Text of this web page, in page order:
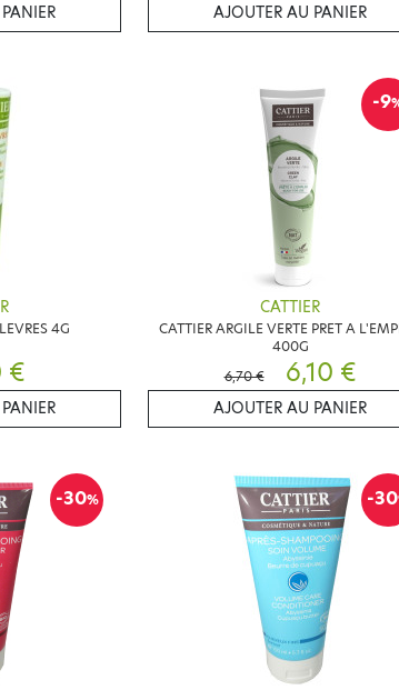
AJOUTER AU PANIER
4G
€
-9
CATTIER
CATTIER ARGILE VERTE PRET A
400G
6,70 €
6,10 €
AJOUTER AU PANIER
-30% -30